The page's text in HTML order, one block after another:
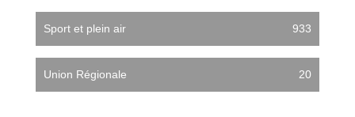
Sport et plein air 933
Union Régionale 20